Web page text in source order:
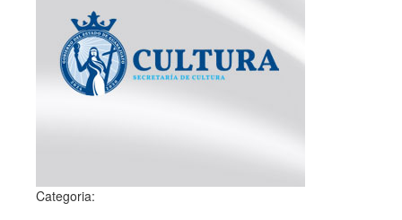
Categoria: